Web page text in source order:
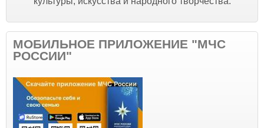
МОБИЛЬНОЕ ПРИЛОЖЕНИЕ "МЧС
РОССИИ"